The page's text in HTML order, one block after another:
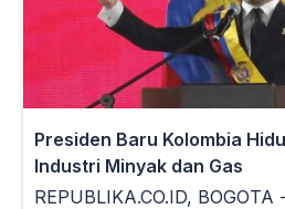
Presiden Baru Kolombia
Industri Minyak dan Gas
REPUBLIKA.CO.ID,